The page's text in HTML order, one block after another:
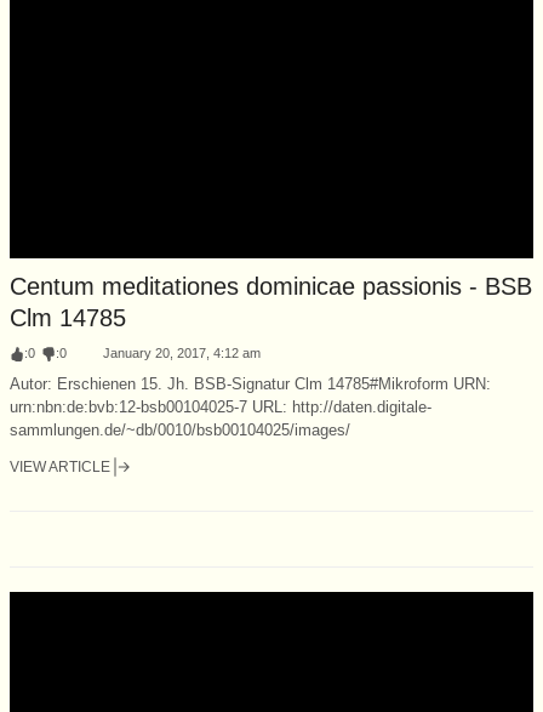
Centum meditationes dominicae passionis - BSB
Clm 14785
:0 :0 January 20, 2017, 4:12 am
Autor: Erschienen 15. Jh. BSB-Signatur Clm 14785#Mikroform URN:
urn:nbn:de:bvb:12-bsb00104025-7 URL: http://daten.digitale-
sammlungen.de/~db/0010/bsb00104025/images/
VIEW ARTICLE